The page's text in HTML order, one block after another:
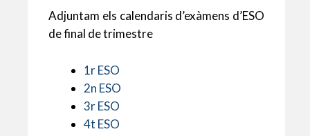
at
A
p
p
ai itt e
ai es m
Adjuntam els calendaris d’exàmens d’ESO
de final de trimestre
1r ESO
2n ESO
3r ESO
4t ESO